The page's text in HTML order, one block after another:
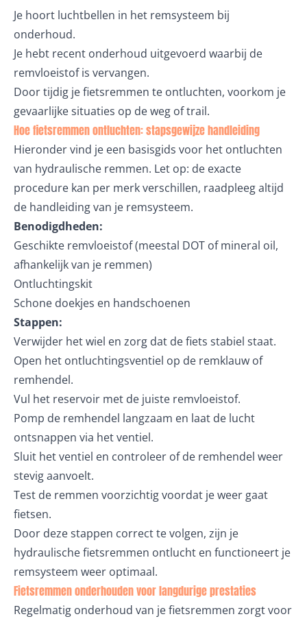
Je hoort luchtbellen in het remsysteem bij
onderhoud.
Je hebt recent onderhoud uitgevoerd waarbij de
remvloeistof is vervangen.
Door tijdig je fietsremmen te ontluchten, voorkom je
gevaarlijke situaties op de weg of trail.
Hoe fietsremmen ontluchten: stapsgewijze handleiding
Hieronder vind je een basisgids voor het ontluchten
van hydraulische remmen. Let op: de exacte
procedure kan per merk verschillen, raadpleeg altijd
de handleiding van je remsysteem.
Benodigdheden:
Geschikte remvloeistof (meestal DOT of mineral oil,
afhankelijk van je remmen)
Ontluchtingskit
Schone doekjes en handschoenen
Stappen:
Verwijder het wiel en zorg dat de fiets stabiel staat.
Open het ontluchtingsventiel op de remklauw of
remhendel.
Vul het reservoir met de juiste remvloeistof.
Pomp de remhendel langzaam en laat de lucht
ontsnappen via het ventiel.
Sluit het ventiel en controleer of de remhendel weer
stevig aanvoelt.
Test de remmen voorzichtig voordat je weer gaat
fietsen.
Door deze stappen correct te volgen, zijn je
hydraulische fietsremmen ontlucht en functioneert je
remsysteem weer optimaal.
Fietsremmen onderhouden voor langdurige prestaties
Regelmatig onderhoud van je fietsremmen zorgt voor